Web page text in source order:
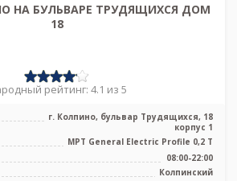
НА БУЛЬВАРЕ ТРУДЯЩИХСЯ ДОМ
18
рейтинг: 4.1 из 5
г. Колпино, бульвар Трудящихся, 18
корпус 1
МРТ General Electric Profile 0,2 Т
08:00-22:00
Колпинский